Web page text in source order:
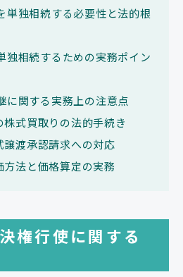
単独相続する必要性と法的根
独相続するための実務ポイン
に関する実務上の注意点
式買取りの法的手続き
渡承認請求への対応
法と価格算定の実務
権行使に関する